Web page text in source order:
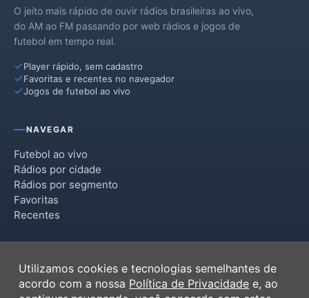
O jeito mais rápido de ouvir rádios brasileiras ao vivo,
do AM ao FM passando por web rádios e jogos de
futebol em tempo real.
Player rápido, sem cadastro
Favoritas e recentes no navegador
Jogos de futebol ao vivo
NAVEGAR
Futebol ao vivo
Rádios por cidade
Rádios por segmento
Favoritas
Recentes
Termos de Uso
Política de Privacidade
Utilizamos cookies e tecnologias semelhantes de
acordo com a nossa Política de Privacidade e, ao